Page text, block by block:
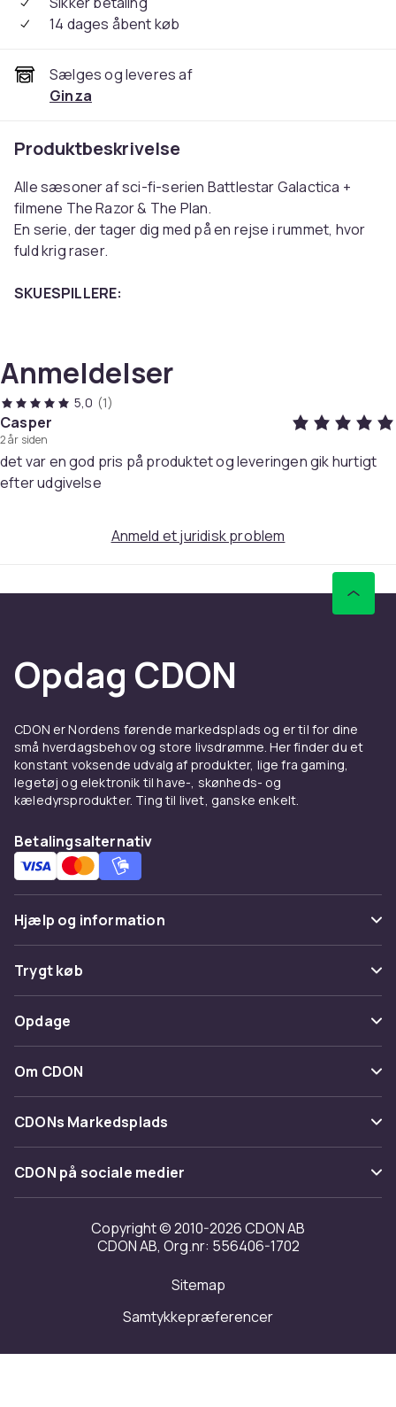
14 dages åbent køb
Sælges og leveres af
Ginza
Produktbeskrivelse
Alle sæsoner af sci-fi-serien Battlestar Galactica +
filmene The Razor & The Plan.
En serie, der tager dig med på en rejse i rummet, hvor
fuld krig raser.
SKUESPILLERE:
Jamie Bamber
James Callis
Tricia Helfer
Grace Park
Michael Hogan
Bodie Olmos
Produktionsår: 2003, 2004, 2005, 2006, 2008, 2009
Billede: 1.78:1 HD
Sprog: Engelsk
Lyd: 5.1 dts HD
Længde: 67 timer
Label: Universal
Distributør: Import
Stregkode: 5705643991870
SKU: 19178
Se bagsiden af filmen!
Format
Varenr.
29bdcff3-563b-55cf-a2e0-a4af22d6de8c
Produktsikkerhedsinformation
Anmeldelser
5,0 (1)
Casper
2 år siden
det var en god pris på produktet og leveringen gik hurtigt
efter udgivelse
Anmeld et juridisk problem
Opdag CDON
CDON er Nordens førende markedsplads og er til for dine
små hverdagsbehov og store livsdrømme. Her finder du et
konstant voksende udvalg af produkter, lige fra gaming,
legetøj og elektronik til have-, skønheds- og
kæledyrsprodukter. Ting til livet, ganske enkelt.
Betalingsalternativ
Hjælp og information
Ofte stillede spørgsmål
Spor pakke
Fortryd & returner her
Kontakt os
Trygt køb
Betaling
Levering
Tilbagekaldelser
Opdage
Kategorier
Maerke
Om CDON
Om os
Kundeanmeldelser
Arbejd på CDON
Investor relations
Tilgængelighed
CDONs Markedsplads
Merchant Help Center
CDON på sociale medier
Copyright © 2010-2026 CDON AB
CDON AB, Org.nr: 556406-1702
Sitemap
Samtykkepræferencer